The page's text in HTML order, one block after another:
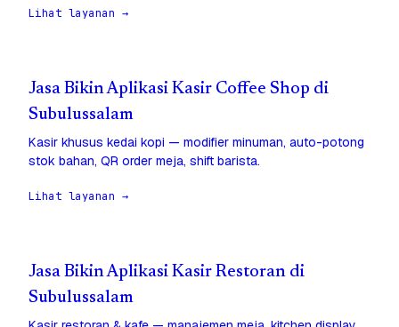
Lihat layanan →
Jasa Bikin Aplikasi Kasir Coffee Shop di
Subulussalam
Kasir khusus kedai kopi — modifier minuman, auto-potong
stok bahan, QR order meja, shift barista.
Lihat layanan →
Jasa Bikin Aplikasi Kasir Restoran di
Subulussalam